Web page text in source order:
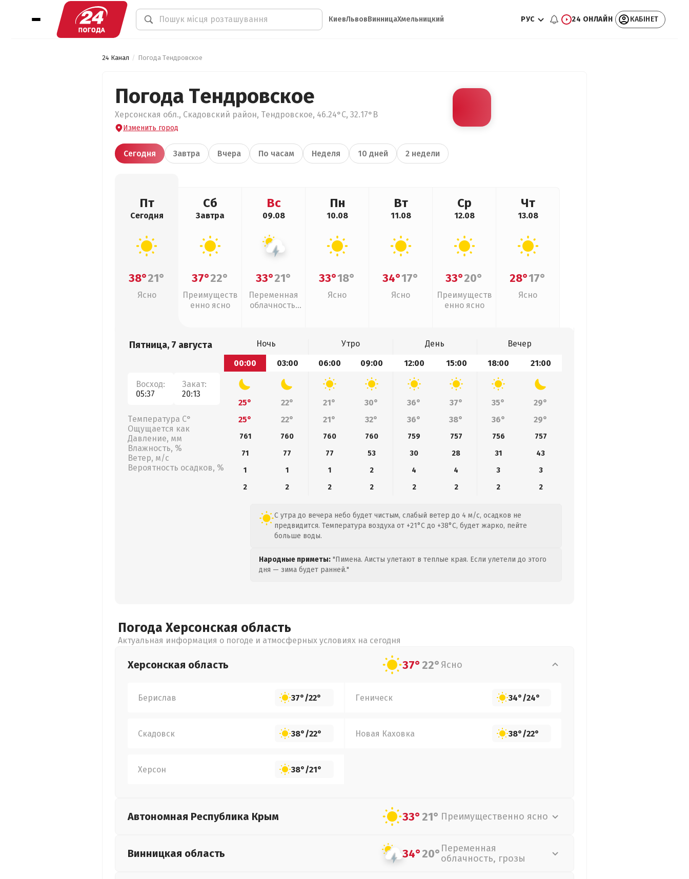
КиевЛьвовВинницаХмельницкий РУС 24 ОНЛАЙН КАБІНЕТ
24 Канал Погода Тендровское
Погода Тендровское
Херсонская обл., Скадовский район, Тендровское, 46.24°С, 32.17°В
Изменить город
Сегодня Завтра Вчера По часам Неделя 10 дней 2 недели
Пт
Сегодня
38°21°
Ясно
Сб
Завтра
37°22°
Преимуществ
енно ясно
Вс
09.08
33°21°
Переменная
облачность,
Пн
10.08
33°18°
Ясно
Вт
11.08
34°17°
Ясно
Ср
12.08
33°20°
Преимуществ
енно ясно
Чт
13.08
28°17°
Ясно
Пятница, 7 августа
Восход:
05:37
Закат:
20:13
Температура С°
Ощущается как
Давление, мм
Влажность, %
Ветер, м/с
Вероятность осадков, %
Ночь Утро День
Вечер
00:00
03:00 06:00 09:00 12:00 15:00 18:00 21:00
25° 22° 21° 30° 36° 37° 35°
29°
25°
22° 21° 32° 36° 38° 36° 29°
761 760 760 760 759 757 756
757
71
77 77 53 30 28 31
43
1
1 1 2 4 4 3
3
2
2 2 2 2 2 2 2
С утра до вечера небо будет чистым, слабый ветер до 4 м/с, осадков не
предвидится. Температура воздуха от +21°C до +38°C, будет жарко, пейте
больше воды.
Народные приметы: "Пимена. Аисты улетают в теплые края. Если улетели до этого
дня — зима будет ранней."
Погода Херсонская область
Актуальная информация о погоде и атмосферных условиях на сегодня
Херсонская область 37°22° Ясно
Берислав 37°/22° Геническ 34°/24°
Скадовск 38°/22° Новая Каховка 38°/22°
Херсон 38°/21°
Автономная Республика Крым 33°21° Преимущественно ясно
Винницкая область 34°20° Переменная
облачность, грозы